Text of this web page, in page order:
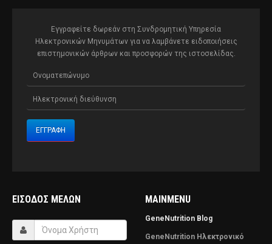
Εγγραφείτε δωρεάν στη Συνδρομητική Υπηρεσία
Ηλεκτρονικών Μηνυμάτων για να λαμβάνετε ειδοποιήσεις
επιστημονικών άρθρων και προσφορών της ιστοσελίδας.
ΕΊΣΟΔΟΣ ΜΕΛΏΝ MAINMENU
GeneNutrition Blog
GeneNutrition Ηλεκτρονικό